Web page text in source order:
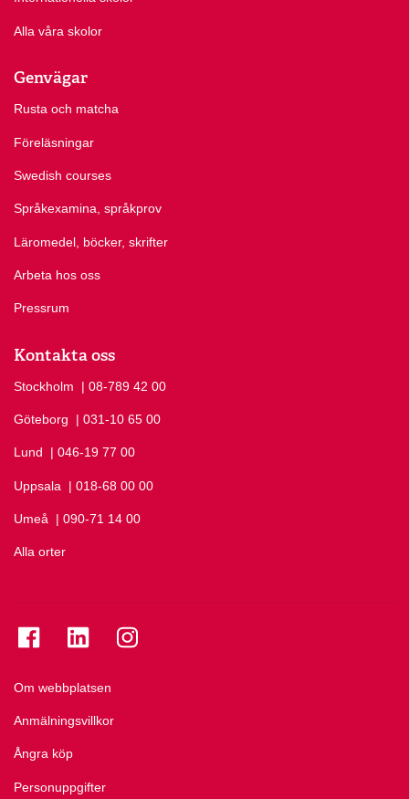
Alla våra skolor
Genvägar
Rusta och matcha
Föreläsningar
Swedish courses
Språkexamina, språkprov
Läromedel, böcker, skrifter
Arbeta hos oss
Pressrum
Kontakta oss
Stockholm Ring Stockholm på
| 08-789 42 00
Göteborg Ring Göteborg på
| 031-10 65 00
Lund Ring Lund på
| 046-19 77 00
Uppsala Ring Uppsala på
| 018-68 00 00
Umeå Ring Umeå på
| 090-71 14 00
Alla orter
Om webbplatsen
Anmälningsvillkor
Ångra köp
Personuppgifter
Se folkuniversitetet på Facebook
Se folkuniversitetet på LinkedIn